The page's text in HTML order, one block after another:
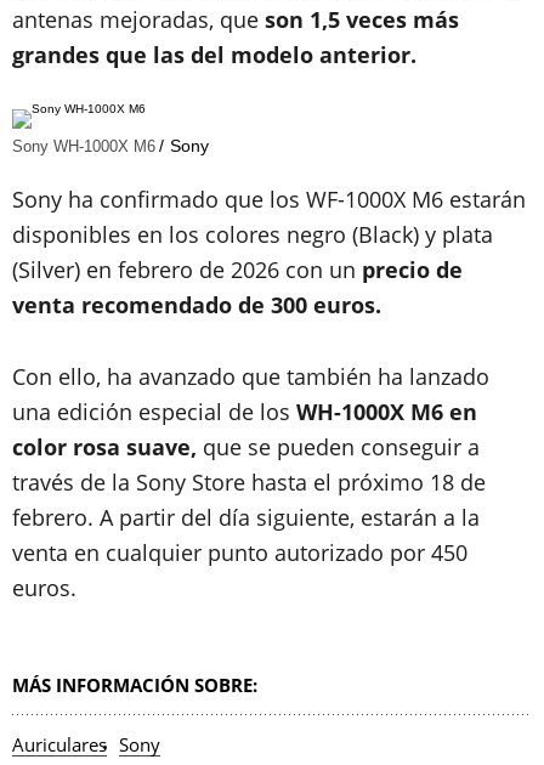
antenas mejoradas, que son 1,5 veces más
grandes que las del modelo anterior.
Sony WH-1000X M6 Sony
Sony ha confirmado que los WF-1000X M6 estarán
disponibles en los colores negro (Black) y plata
(Silver) en febrero de 2026 con un precio de
venta recomendado de 300 euros.
Con ello, ha avanzado que también ha lanzado
una edición especial de los WH-1000X M6 en
color rosa suave, que se pueden conseguir a
través de la Sony Store hasta el próximo 18 de
febrero. A partir del día siguiente, estarán a la
venta en cualquier punto autorizado por 450
euros.
MÁS INFORMACIÓN SOBRE:
Auriculares Sony